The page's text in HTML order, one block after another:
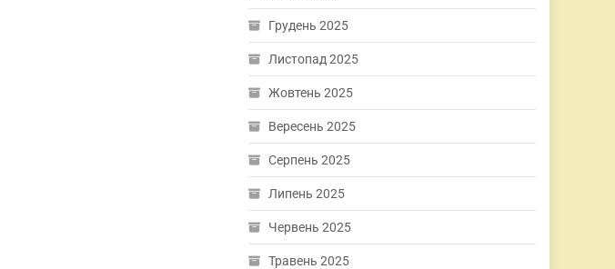
Грудень 2025
Листопад 2025
Жовтень 2025
Вересень 2025
Серпень 2025
Липень 2025
Червень 2025
Травень 2025